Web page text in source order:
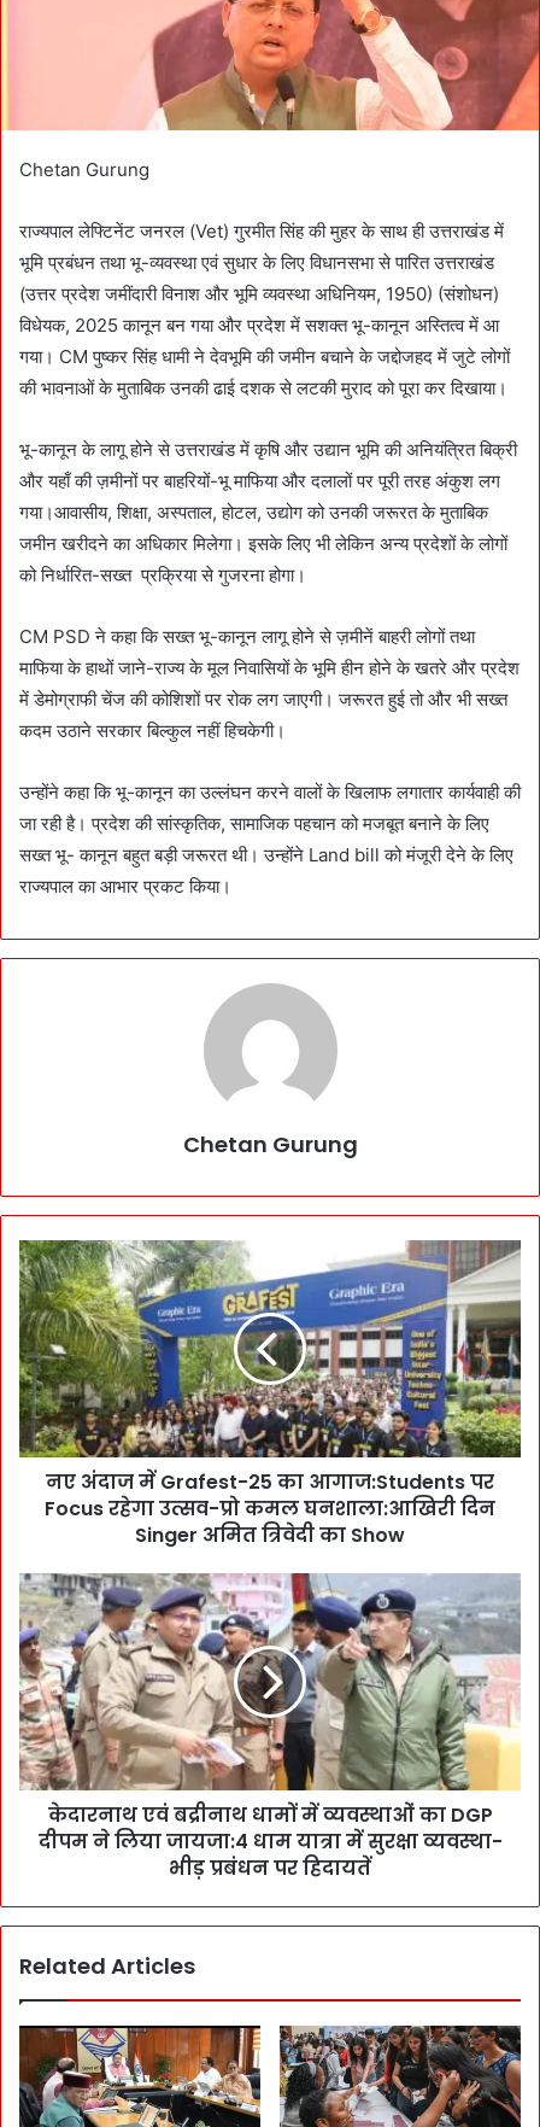
l
Chetan Gurung
राज्यपाल लेफ्टिनेंट जनरल (Vet) गुरमीत सिंह की मुहर के साथ ही उत्तराखंड में
भूमि प्रबंधन तथा भू-व्यवस्था एवं सुधार के लिए विधानसभा से पारित उत्तराखंड
(उत्तर प्रदेश जमींदारी विनाश और भूमि व्यवस्था अधिनियम, 1950) (संशोधन)
विधेयक, 2025 कानून बन गया और प्रदेश में सशक्त भू-कानून अस्तित्व में आ
गया। CM पुष्कर सिंह धामी ने देवभूमि की जमीन बचाने के जद्दोजहद में जुटे लोगों
की भावनाओं के मुताबिक उनकी ढाई दशक से लटकी मुराद को पूरा कर दिखाया।
भू-कानून के लागू होने से उत्तराखंड में कृषि और उद्यान भूमि की अनियंत्रित बिक्री
और यहाँ की ज़मीनों पर बाहरियों-भू माफिया और दलालों पर पूरी तरह अंकुश लग
गया।आवासीय, शिक्षा, अस्पताल, होटल, उद्योग को उनकी जरूरत के मुताबिक
जमीन खरीदने का अधिकार मिलेगा। इसके लिए भी लेकिन अन्य प्रदेशों के लोगों
को निर्धारित-सख्त प्रक्रिया से गुजरना होगा।
CM PSD ने कहा कि सख्त भू-कानून लागू होने से ज़मीनें बाहरी लोगों तथा
माफिया के हाथों जाने-राज्य के मूल निवासियों के भूमि हीन होने के खतरे और प्रदेश
में डेमोग्राफी चेंज की कोशिशों पर रोक लग जाएगी। जरूरत हुई तो और भी सख्त
कदम उठाने सरकार बिल्कुल नहीं हिचकेगी।
उन्होंने कहा कि भू-कानून का उल्लंघन करने वालों के खिलाफ लगातार कार्यवाही की
जा रही है। प्रदेश की सांस्कृतिक, सामाजिक पहचान को मजबूत बनाने के लिए
सख्त भू- कानून बहुत बड़ी जरूरत थी। उन्होंने Land bill को मंजूरी देने के लिए
राज्यपाल का आभार प्रकट किया।
Chetan Gurung
न
ए
अं
दा
ज
में
G
r
a
-
2
5
का
आ
गा
ज
:
S
n
s
o
c
u
नए अंदाज में Grafest-25 का आगाज:Students पर
Focus रहेगा उत्सव-प्रो कमल घनशाला:आखिरी दिन
Singer अमित त्रिवेदी का Show
के
दा
र
ना
थ
ए
वं
ब
द्री
व
G
P
केदारनाथ एवं बद्रीनाथ धामों में व्यवस्थाओं का DGP
दीपम ने लिया जायजा:4 धाम यात्रा में सुरक्षा व्यवस्था-
भीड़ प्रबंधन पर हिदायतें
Related Articles